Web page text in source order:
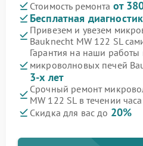
Стоимость ремонта от
Бесплатная
Привезем и увезем
Bauknecht MW 122 SL
Гарантия на наши работы
микроволновых печей
3-х лет
Срочный ремонт
MW 122 SL в течении часа
Скидка для вас до 20%